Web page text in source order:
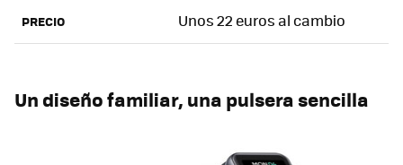
PRECIO Unos 22 euros al cambio
Un diseño familiar, una pulsera sencilla